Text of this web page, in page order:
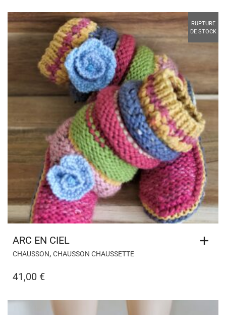
RUPTURE
DE STOCK
ARC EN CIEL
CHAUSSON, CHAUSSON CHAUSSETTE
41,00 €